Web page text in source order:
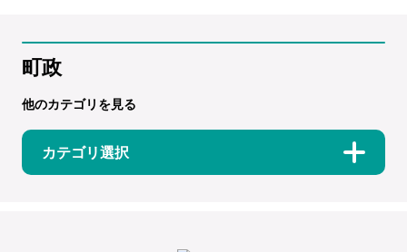
町政
他のカテゴリを見る
カテゴリ選択